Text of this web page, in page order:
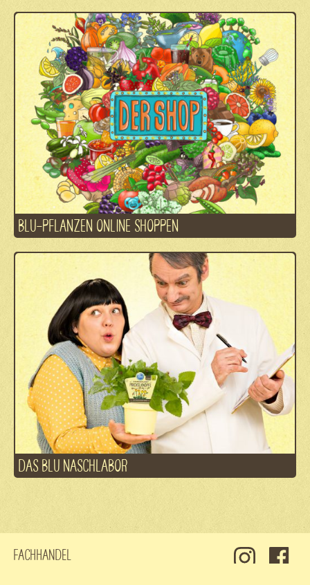
BLU-PFLANZEN ONLINE SHOPPEN
DAS BLU NASCHLABOR
Fachhandel